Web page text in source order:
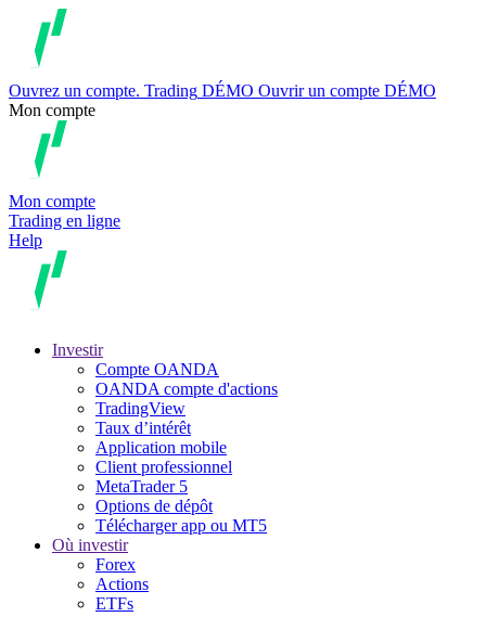
Ouvrez un compte. Trading DÉMO Ouvrir un compte DÉMO
Mon compte
Mon compte
Trading en ligne
Help
Investir
Compte OANDA
OANDA compte d'actions
TradingView
Taux d’intérêt
Application mobile
Client professionnel
MetaTrader 5
Options de dépôt
Télécharger app ou MT5
Où investir
Forex
Actions
ETFs